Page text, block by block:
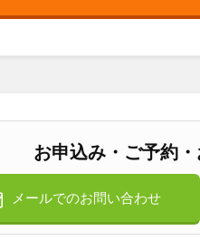
お申込み・ご予約
メールでのお問い合わせ